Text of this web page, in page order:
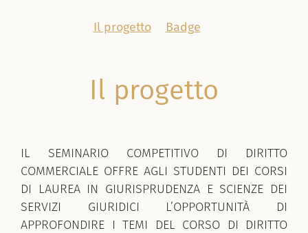
Il progetto Badge
Il progetto
IL SEMINARIO COMPETITIVO DI DIRITTO
COMMERCIALE OFFRE AGLI STUDENTI DEI CORSI
DI LAUREA IN GIURISPRUDENZA E SCIENZE DEI
SERVIZI GIURIDICI L’OPPORTUNITÀ DI
APPROFONDIRE I TEMI DEL CORSO DI DIRITTO